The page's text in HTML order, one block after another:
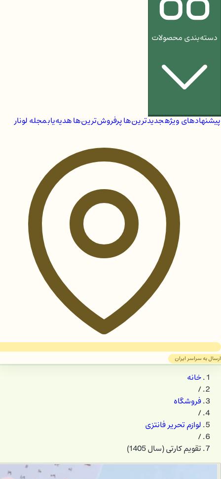
دسته‌بندی محصولات
پیشنهادهای ویژهجدیدترین‌هاپرفروش‌ترین‌هاهدیه‌یابمجله لونار
ارسال به سراسر ایران
خانه
/
فروشگاه
/
لوازم تحریر فانتزی
/
تقویم کارتی (سال 1405)